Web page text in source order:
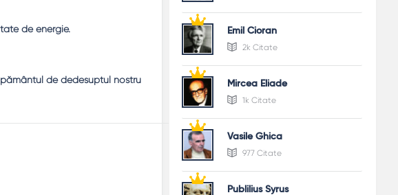
de energie.
de dedesuptul nostru
Emil Cioran
2k Citate
Mircea Eliade
1k Citate
Vasile Ghica
977 Citate
Publilius Syrus